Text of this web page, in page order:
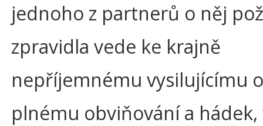
jednoho z partnerů o něj
zpravidla vede ke krajně
nepříjemnému vysilujícímu
plnému obviňování a hádek,